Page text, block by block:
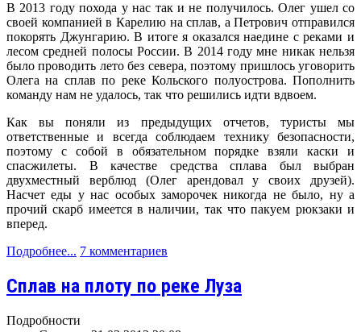
В 2013 году похода у нас так и не получилось. Олег ушел со
своей компанией в Карелию на сплав, а Петрович отправился
покорять Джунгарию. В итоге я оказался наедине с реками и
лесом средней полосы России. В 2014 году мне никак нельзя
было проводить лето без севера, поэтому пришлось уговорить
Олега на сплав по реке Кольского полуострова. Пополнить
команду нам не удалось, так что решились идти вдвоем.
Как вы поняли из предыдущих отчетов, туристы мы
ответственные и всегда соблюдаем технику безопасности,
поэтому с собой в обязательном порядке взяли каски и
спасжилеты. В качестве средства сплава был выбран
двухместный верблюд (Олег арендовал у своих друзей).
Насчет еды у нас особых заморочек никогда не было, ну а
прочий скарб имеется в наличии, так что пакуем рюкзаки и
вперед.
Подробнее... 7 комментариев
Сплав на плоту по реке Луза
Подробности